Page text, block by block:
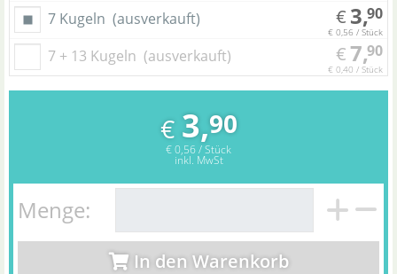
7 Kugeln (ausverkauft) € 3,90
€ 0,56 / Stück
7 + 13 Kugeln (ausverkauft) €7,90
€ 0,40 / Stück
€ 3,90
€ 0,56 / Stück
inkl. MwSt
Menge:
In den Warenkorb